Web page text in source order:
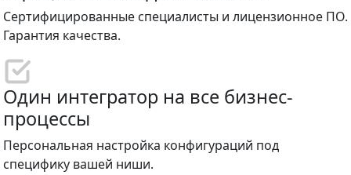
Сертифицированные специалисты и лицензионное ПО.
Гарантия качества.
Один интегратор на все бизнес-
процессы
Персональная настройка конфигураций под
специфику вашей ниши.